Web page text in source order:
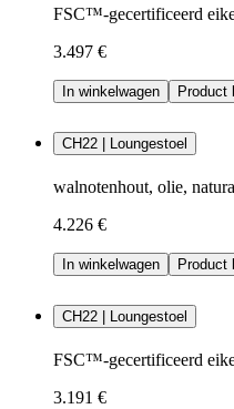
FSC™-gecertificeerd
3.497 €
In winkelwagen Product
CH22 | Loungestoel
walnotenhout, olie,
4.226 €
In winkelwagen Product
CH22 | Loungestoel
FSC™-gecertificeerd
3.191 €